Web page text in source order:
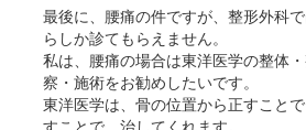
最後に、腰痛の件ですが、整形外科
らしか診てもらえません。
私は、腰痛の場合は東洋医学の整体
察・施術をお勧めしたいです。
東洋医学は、骨の位置から正すこと